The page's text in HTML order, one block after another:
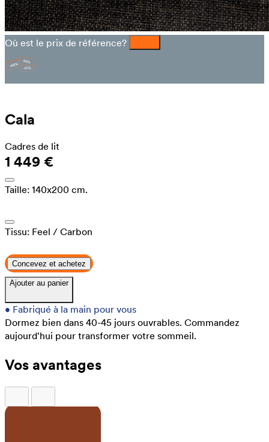
Où est le prix de référence?
Cala
Cadres de lit
1 449 €
Taille: 140x200 cm.
Tissu: Feel / Carbon
Concevez et achetez
Ajouter au panier
• Fabriqué à la main pour vous
Dormez bien dans 40-45 jours ouvrables. Commandez
aujourd'hui pour transformer votre sommeil.
Vos avantages